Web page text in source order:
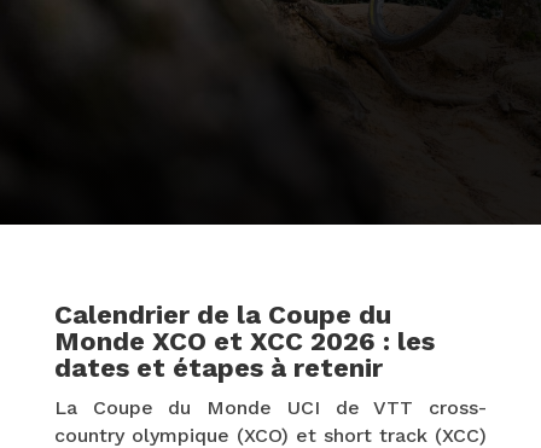
Calendrier de la Coupe du
Monde XCO et XCC 2026 : les
dates et étapes à retenir
La Coupe du Monde UCI de VTT cross-
country olympique (XCO) et short track (XCC)